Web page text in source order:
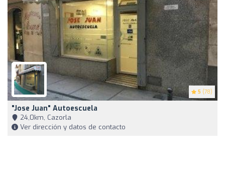
5 (78)
"Jose Juan" Autoescuela
24,0km, Cazorla
Ver dirección y datos de contacto